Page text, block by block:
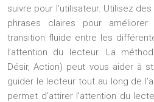
suivre pour l’utilisateur. Utilisez
phrases claires pour
transition fluide entre les
l’attention du lecteur. La
Désir, Action) peut vous aider à
guider le lecteur tout au long de
permet d’attirer l’attention du